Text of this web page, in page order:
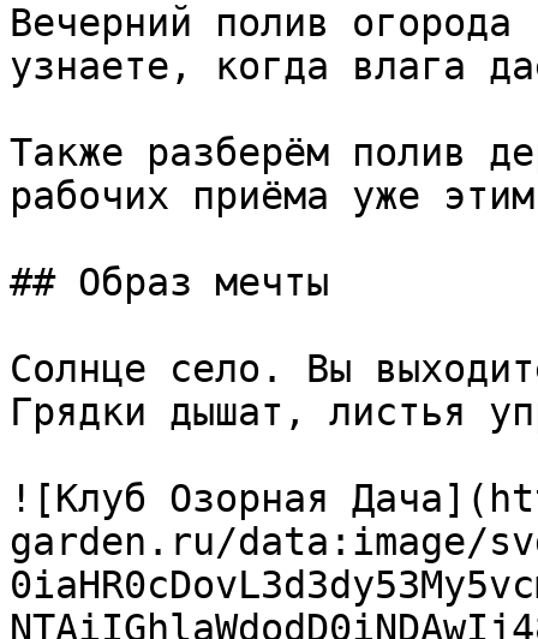
Вечерний полив
узнаете, когда влага
Также разберём полив
рабочих приёма уже
## Образ мечты
Солнце село. Вы
Грядки дышат, листья
![Клуб Озорная
garden.ru/data:image/